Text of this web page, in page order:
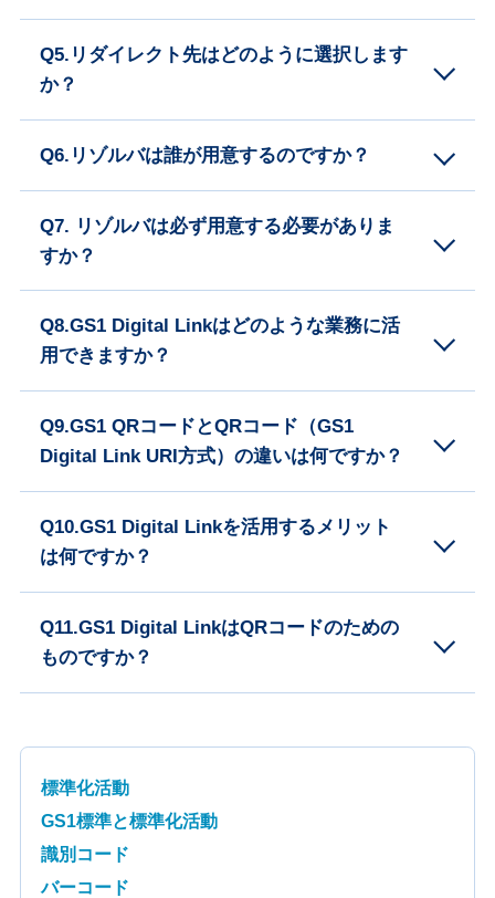
Q5.リダイレクト先はどのように選択します
か？
Q6.リゾルバは誰が用意するのですか？
Q7. リゾルバは必ず用意する必要がありま
すか？
Q8.GS1 Digital Linkはどのような業務に活
用できますか？
Q9.GS1 QRコードとQRコード（GS1
Digital Link URI方式）の違いは何ですか？
Q10.GS1 Digital Linkを活用するメリット
は何ですか？
Q11.GS1 Digital LinkはQRコードのための
ものですか？
標準化活動
GS1標準と標準化活動
識別コード
バーコード